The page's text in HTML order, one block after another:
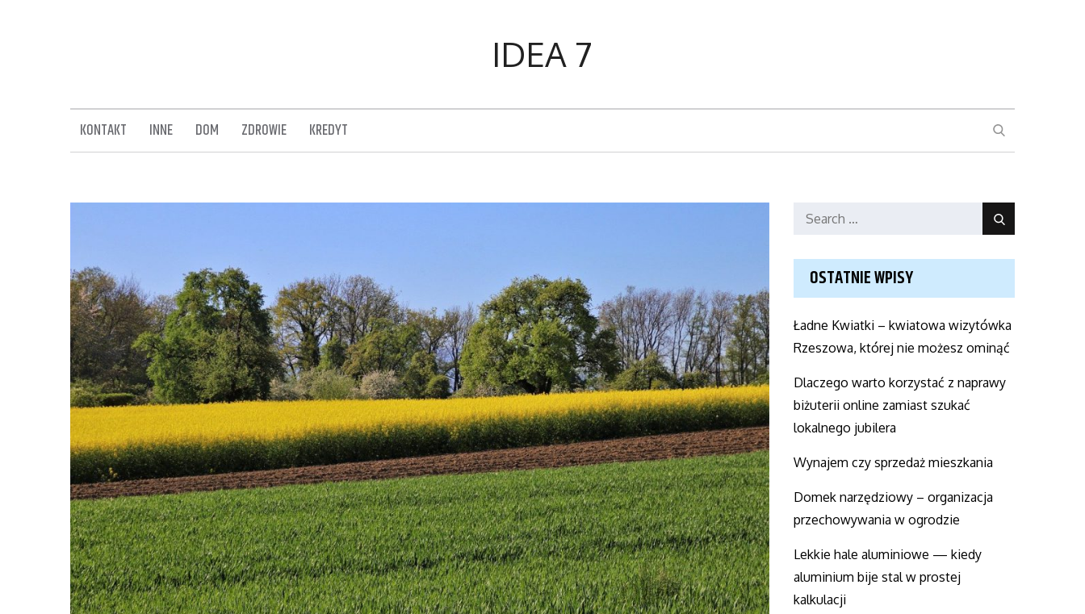
IDEA 7
KONTAKT INNE DOM ZDROWIE KREDYT SEARCH
Search
Search
OSTATNIE WPISY
Ładne Kwiatki – kwiatowa wizytówka
Rzeszowa, której nie możesz ominąć
Dlaczego warto korzystać z naprawy
biżuterii online zamiast szukać
lokalnego jubilera
Wynajem czy sprzedaż mieszkania
Domek narzędziowy – organizacja
przechowywania w ogrodzie
Lekkie hale aluminiowe — kiedy
aluminium bije stal w prostej
kalkulacji